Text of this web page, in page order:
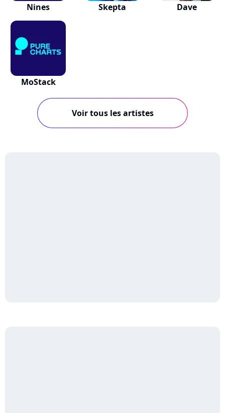
Nines Skepta Dave
MoStack
Voir tous les artistes